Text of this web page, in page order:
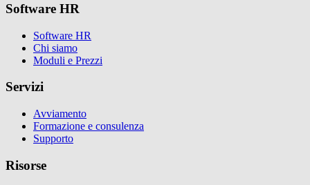
Software HR
Software HR
Chi siamo
Moduli e Prezzi
Servizi
Avviamento
Formazione e consulenza
Supporto
Risorse